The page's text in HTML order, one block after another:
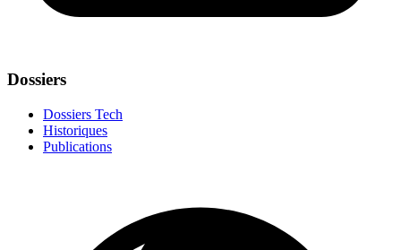
Dossiers
Dossiers Tech
Historiques
Publications